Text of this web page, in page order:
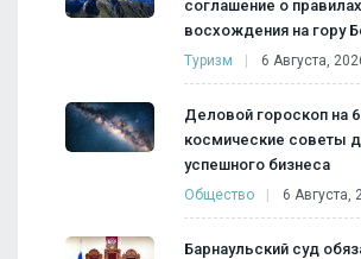
соглашение о правилах
восхождения на гору
Туризм 6 Августа,
Деловой гороскоп на 6
космические советы
успешного бизнеса
Общество 6 Августа,
Барнаульский суд